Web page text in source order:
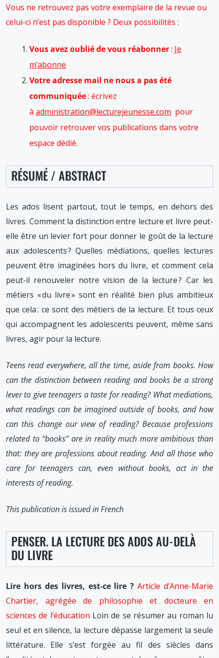
Vous ne retrouvez pas votre exemplaire de la revue ou
celui-ci n’est pas disponible ? Deux possibilités :
Vous avez oublié de vous réabonner: Je
m’abonne
Votre adresse mail ne nous a pas été
communiquée: écrivez
à administration@lecturejeunesse.com pour
pouvoir retrouver vos publications dans votre
espace dédié.
RÉSUMÉ / ABSTRACT
Les ados lisent partout, tout le temps, en dehors des
livres. Comment la distinction entre lecture et livre peut-
elle être un levier fort pour donner le goût de la lecture
aux adolescents ? Quelles médiations, quelles lectures
peuvent être imaginées hors du livre, et comment cela
peut-il renouveler notre vision de la lecture ? Car les
métiers « du livre » sont en réalité bien plus ambitieux
que cela : ce sont des métiers de la lecture. Et tous ceux
qui accompagnent les adolescents peuvent, même sans
livres, agir pour la lecture.
Teens read everywhere, all the time, aside from books. How
can the distinction between reading and books be a strong
lever to give teenagers a taste for reading? What mediations,
what readings can be imagined outside of books, and how
can this change our view of reading? Because professions
related to “books” are in reality much more ambitious than
that: they are professions about reading. And all those who
care for teenagers can, even without books, act in the
interests of reading.
This publication is issued in French
PENSER. LA LECTURE DES ADOS AU-DELÀ
DU LIVRE
Lire hors des livres, est-ce lire ? Article d’Anne-Marie
Chartier, agrégée de philosophie et docteure en
sciences de l’éducation Loin de se résumer au roman lu
seul et en silence, la lecture dépasse largement la seule
littérature. Elle s’est forgée au fil des siècles dans